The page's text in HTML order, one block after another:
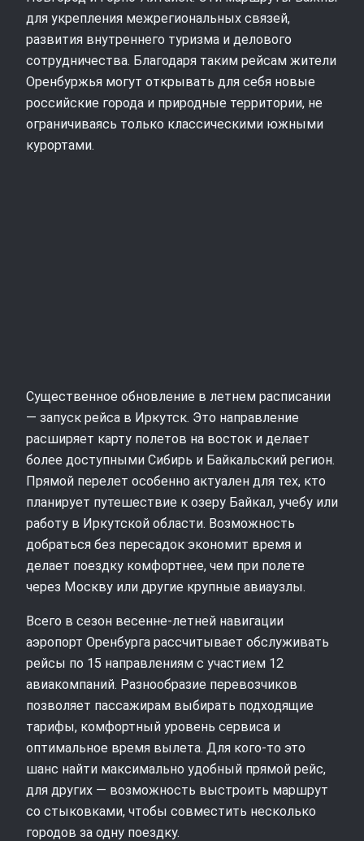
для укрепления межрегиональных связей,
развития внутреннего туризма и делового
сотрудничества. Благодаря таким рейсам жители
Оренбуржья могут открывать для себя новые
российские города и природные территории, не
ограничиваясь только классическими южными
курортами.
Существенное обновление в летнем расписании
— запуск рейса в Иркутск. Это направление
расширяет карту полетов на восток и делает
более доступными Сибирь и Байкальский регион.
Прямой перелет особенно актуален для тех, кто
планирует путешествие к озеру Байкал, учебу или
работу в Иркутской области. Возможность
добраться без пересадок экономит время и
делает поездку комфортнее, чем при полете
через Москву или другие крупные авиаузлы.
Всего в сезон весенне-летней навигации
аэропорт Оренбурга рассчитывает обслуживать
рейсы по 15 направлениям с участием 12
авиакомпаний. Разнообразие перевозчиков
позволяет пассажирам выбирать подходящие
тарифы, комфортный уровень сервиса и
оптимальное время вылета. Для кого-то это
шанс найти максимально удобный прямой рейс,
для других — возможность выстроить маршрут
со стыковками, чтобы совместить несколько
городов за одну поездку.